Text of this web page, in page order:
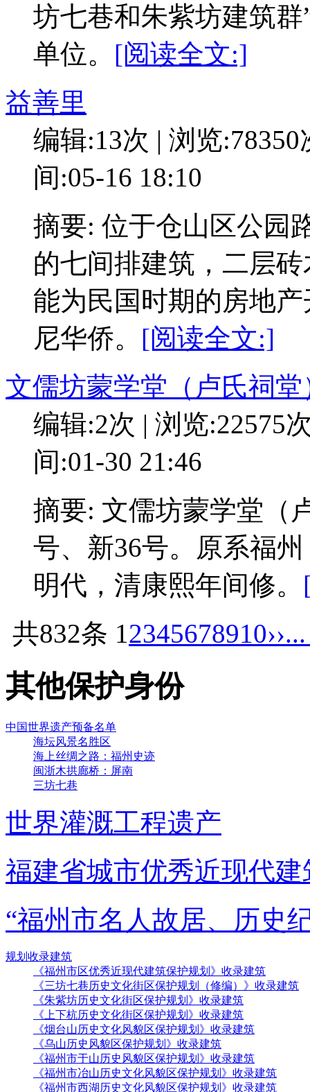
坊七巷和朱紫坊建筑
单位。 [阅读全文:]
益善里
编辑:13次 | 浏览:78350
间:05-16 18:10
摘要: 位于仓山区公园
的七间排建筑，二层
能为民国时期的房地
尼华侨。 [阅读全文:]
文儒坊蒙学堂（卢氏祠堂
编辑:2次 | 浏览:22575
间:01-30 21:46
摘要: 文儒坊蒙学堂（
号、新36号。原系福
明代，清康熙年间修。
共832条 12345678910››
其他保护身份
中国世界遗产预备名单
海坛风景名胜区
海上丝绸之路：福州史迹
闽浙木拱廊桥：屏南
三坊七巷
世界灌溉工程遗产
福建省城市优秀近现代建
“福州市名人故居、历史
规划收录建筑
《福州市区优秀近现代建筑保护规划》收录建筑
《三坊七巷历史文化街区保护规划（修编）》收录建筑
《朱紫坊历史文化街区保护规划》收录建筑
《上下杭历史文化街区保护规划》收录建筑
《烟台山历史文化风貌区保护规划》收录建筑
《乌山历史风貌区保护规划》收录建筑
《福州市于山历史风貌区保护规划》收录建筑
《福州市冶山历史文化风貌区保护规划》收录建筑
《福州市西湖历史文化风貌区保护规划》收录建筑